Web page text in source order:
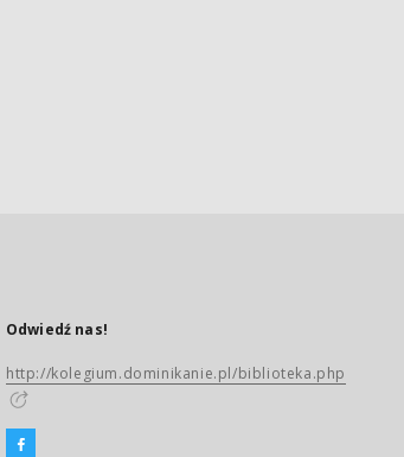
Odwiedź nas!
http://kolegium.dominikanie.pl/biblioteka.php